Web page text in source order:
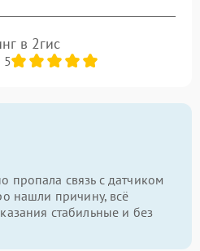
в 2гис
5
пропала связь с датчиком
нашли причину, всё
стабильные и без